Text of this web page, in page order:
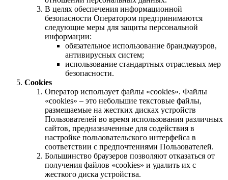
В целях обеспечения информационной
безопасности Оператором предпринимаются
следующие меры для защиты персональной
информации:
обязательное использование брандмауэров,
антивирусных систем;
использование стандартных отраслевых мер
безопасности.
Cookies
Оператор использует файлы «cookies». Файлы
«cookies» – это небольшие текстовые файлы,
размещаемые на жестких дисках устройств
Пользователей во время использования различных
сайтов, предназначенные для содействия в
настройке пользовательского интерфейса в
соответствии с предпочтениями Пользователей.
Большинство браузеров позволяют отказаться от
получения файлов «cookies» и удалить их с
жесткого диска устройства.